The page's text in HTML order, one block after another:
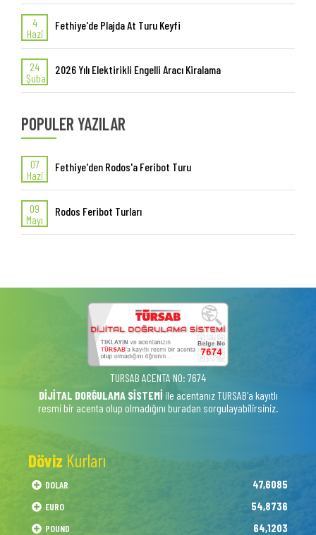
4
Hazi
Fethiye'de Plajda At Turu Keyfi
24
Şuba
2026 Yılı Elektirikli Engelli Aracı Kiralama
POPULER YAZILAR
07
Hazi
Fethiye'den Rodos'a Feribot Turu
09
Mayı
Rodos Feribot Turları
TURSAB ACENTA NO: 7674
DİJİTAL DORĞULAMA SİSTEMİ ile acentanız TURSAB'a kayıtlı
resmi bir acenta olup olmadığını buradan sorgulayabilirsiniz.
Döviz Kurları
DOLAR 47,6085
EURO 54,8736
POUND 64,1203